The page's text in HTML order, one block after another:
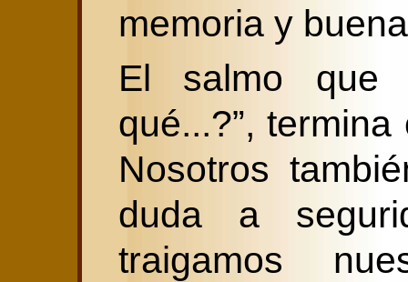
memoria y
El salmo que
qué...?”,
Nosotros
duda a
traigamos